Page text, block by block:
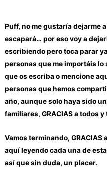
Puff, no me gustaría dejarme
escapará… por eso voy a
escribiendo pero toca parar
personas que me importáis lo
que os escriba o mencione
personas que hemos
año, aunque solo haya sido
familiares, GRACIAS a todos y
Vamos terminando,
aquí leyendo cada una de
así que sin duda, un placer.